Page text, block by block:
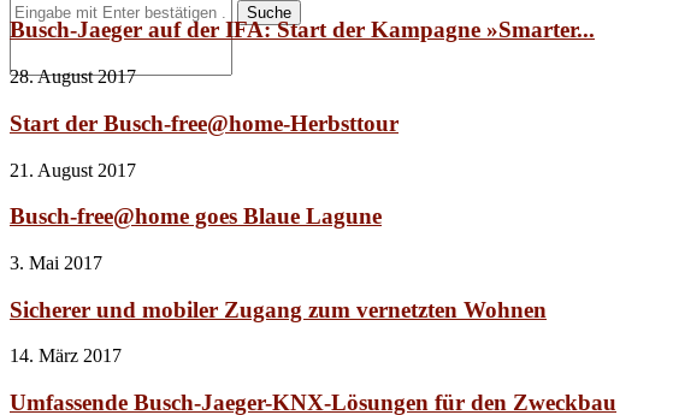
Suche
Busch-Jaeger auf der IFA: Start der Kampagne »Smarter...
28. August 2017
Start der Busch-free@home-Herbsttour
21. August 2017
Busch-free@home goes Blaue Lagune
3. Mai 2017
Sicherer und mobiler Zugang zum vernetzten Wohnen
14. März 2017
Umfassende Busch-Jaeger-KNX-Lösungen für den Zweckbau